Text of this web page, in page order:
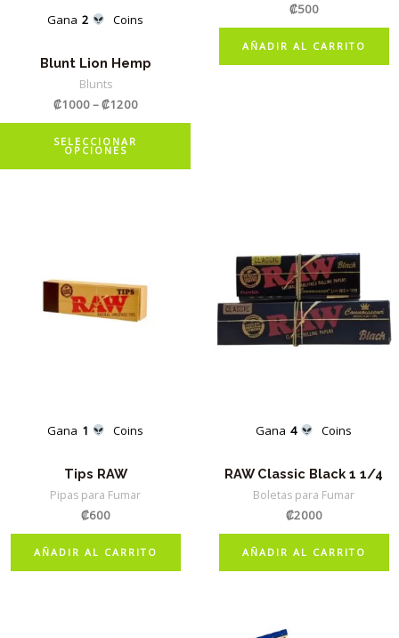
Gana 2 Coins
Blunt Lion Hemp
Blunts
₡1000–₡1200
SELECCIONAR
OPCIONES
Este
opciones
pueden
elegir
producto
₡500
AÑADIR AL CARRITO
Gana 1 Coins
Tips RAW
Pipas para Fumar
₡600
AÑADIR AL CARRITO
Gana 4 Coins
RAW Classic Black 1 1/4
Boletas para Fumar
₡2000
AÑADIR AL CARRITO